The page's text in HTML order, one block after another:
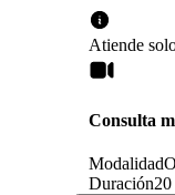
Atiende
Consulta
Modalidad
Duración